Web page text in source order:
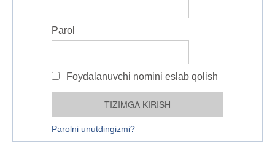
Parol
Foydalanuvchi nomini eslab qolish
Parolni unutdingizmi?